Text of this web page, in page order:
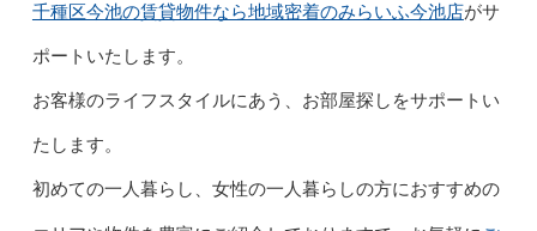
千種区今池の賃貸物件なら地域密着のみらいふ今池店がサ
ポートいたします。
お客様のライフスタイルにあう、お部屋探しをサポートい
たします。
初めての一人暮らし、女性の一人暮らしの方におすすめの